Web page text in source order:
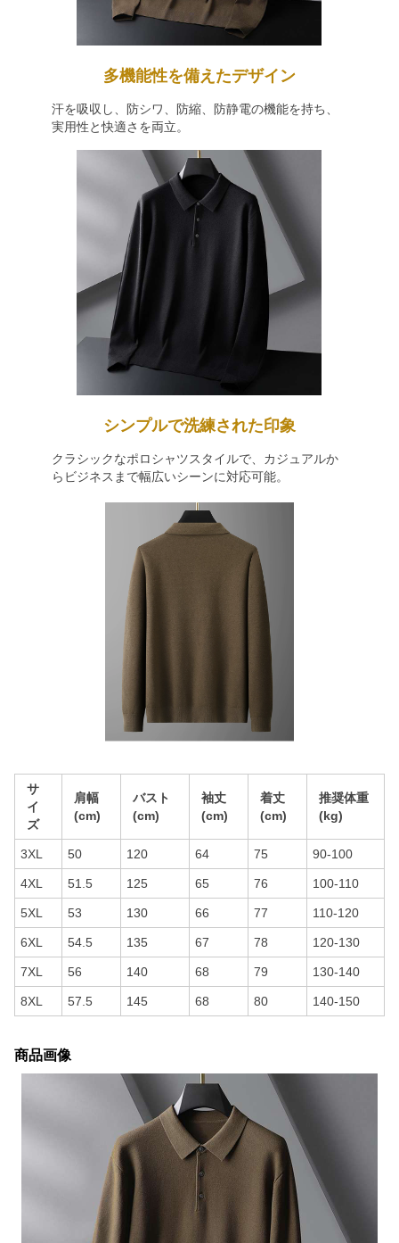
多機能性を備えたデザイン
汗を吸収し、防シワ、防縮、防静電の機能を持ち、
実用性と快適さを両立。
シンプルで洗練された印象
クラシックなポロシャツスタイルで、カジュアルか
らビジネスまで幅広いシーンに対応可能。
サ
イ
ズ
肩幅
(cm)
バスト
(cm)
袖丈
(cm)
着丈
(cm)
推奨体重
(kg)
3XL 50 120 64 75 90-100
4XL 51.5 125 65 76 100-110
5XL 53 130 66 77 110-120
6XL 54.5 135 67 78 120-130
7XL 56 140 68 79 130-140
8XL 57.5 145 68 80 140-150
商品画像